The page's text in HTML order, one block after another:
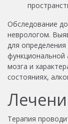
Обследование
неврологом.
для
функциональной
мозга и
состояниях,
Терапия